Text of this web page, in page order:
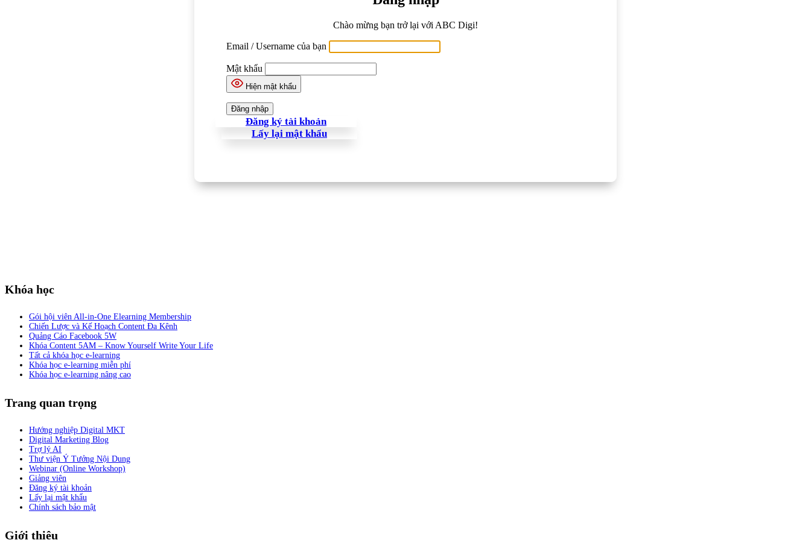
Chào mừng bạn trở lại với ABC Digi!
Email / Username của bạn
Mật khẩu
Hiện mật khẩu
Đăng ký tài khoản
Lấy lại mật khẩu
Khóa học
Gói hội viên All-in-One Elearning Membership
Chiến Lược và Kế Hoạch Content Đa Kênh
Quảng Cáo Facebook 5W
Khóa Content 5AM – Know Yourself Write Your Life
Tất cả khóa học e-learning
Khóa học e-learning miễn phí
Khóa học e-learning nâng cao
Trang quan trọng
Hướng nghiệp Digital MKT
Digital Marketing Blog
Trợ lý AI
Thư viện Ý Tưởng Nội Dung
Webinar (Online Workshop)
Giảng viên
Đăng ký tài khoản
Lấy lại mật khẩu
Chính sách bảo mật
Giới thiệu